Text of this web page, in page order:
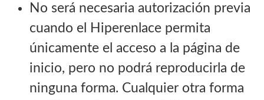
No será necesaria autorización previa
cuando el Hiperenlace permita
únicamente el acceso a la página de
inicio, pero no podrá reproducirla de
ninguna forma. Cualquier otra forma